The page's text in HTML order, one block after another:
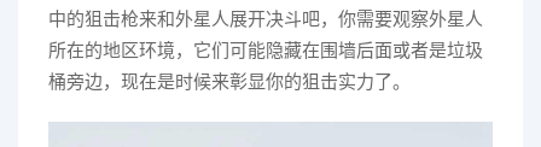
中的狙击枪来和外星人展开决斗吧，你需要观察外星人
所在的地区环境，它们可能隐藏在围墙后面或者是垃圾
桶旁边，现在是时候来彰显你的狙击实力了。